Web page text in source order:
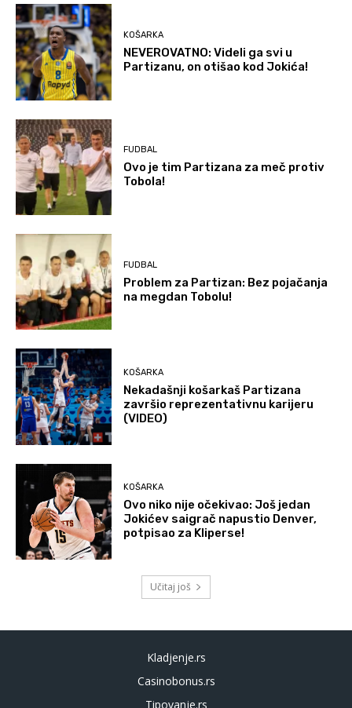
KOŠARKA
NEVEROVATNO: Videli ga svi u
Partizanu, on otišao kod Jokića!
FUDBAL
Ovo je tim Partizana za meč protiv
Tobola!
FUDBAL
Problem za Partizan: Bez pojačanja
na megdan Tobolu!
KOŠARKA
Nekadašnji košarkaš Partizana
završio reprezentativnu karijeru
(VIDEO)
KOŠARKA
Ovo niko nije očekivao: Još jedan
Jokićev saigrač napustio Denver,
potpisao za Kliperse!
Učitaj još
Kladjenje.rs
Casinobonus.rs
Tipovanje.rs